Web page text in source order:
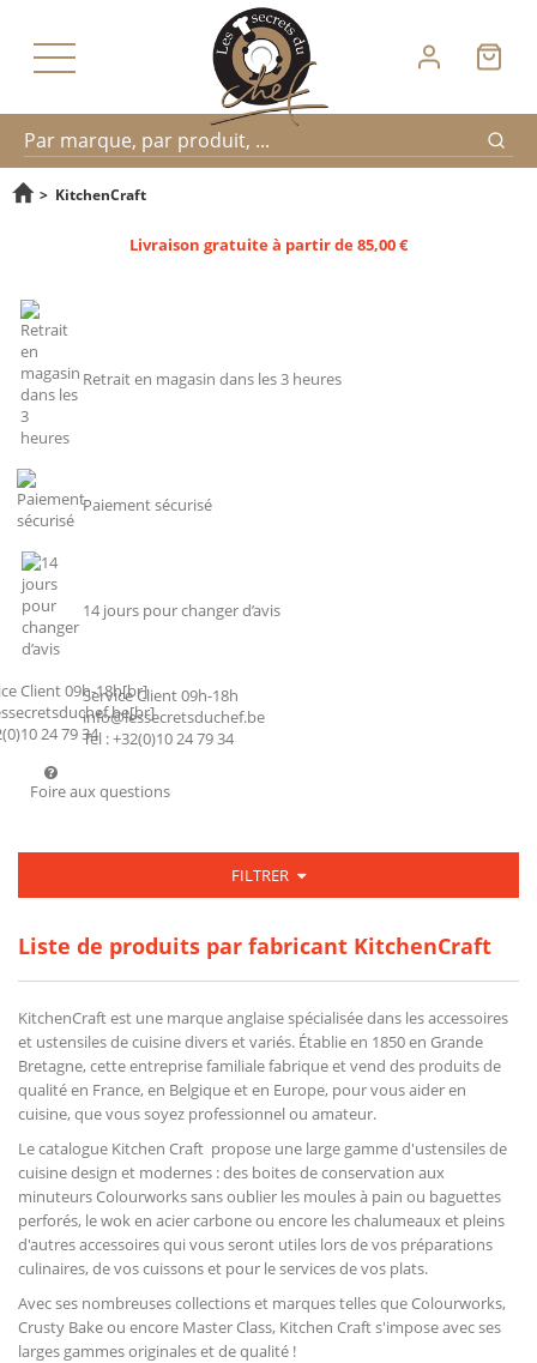
Recherche
> KitchenCraft
Livraison gratuite à partir de 85,00 €
Retrait en magasin dans les 3 heures
Paiement sécurisé
14 jours pour changer d’avis
Service Client 09h-18h
info@lessecretsduchef.be
Tel : +32(0)10 24 79 34
Foire aux questions
FILTRER
Liste de produits par fabricant KitchenCraft
KitchenCraft est une marque anglaise spécialisée dans les accessoires
et ustensiles de cuisine divers et variés. Établie en 1850 en Grande
Bretagne, cette entreprise familiale fabrique et vend des produits de
qualité en France, en Belgique et en Europe, pour vous aider en
cuisine, que vous soyez professionnel ou amateur.
Le catalogue Kitchen Craft propose une large gamme d'ustensiles de
cuisine design et modernes : des boites de conservation aux
minuteurs Colourworks sans oublier les moules à pain ou baguettes
perforés, le wok en acier carbone ou encore les chalumeaux et pleins
d'autres accessoires qui vous seront utiles lors de vos préparations
culinaires, de vos cuissons et pour le services de vos plats.
Avec ses nombreuses collections et marques telles que Colourworks,
Crusty Bake ou encore Master Class, Kitchen Craft s'impose avec ses
larges gammes originales et de qualité !